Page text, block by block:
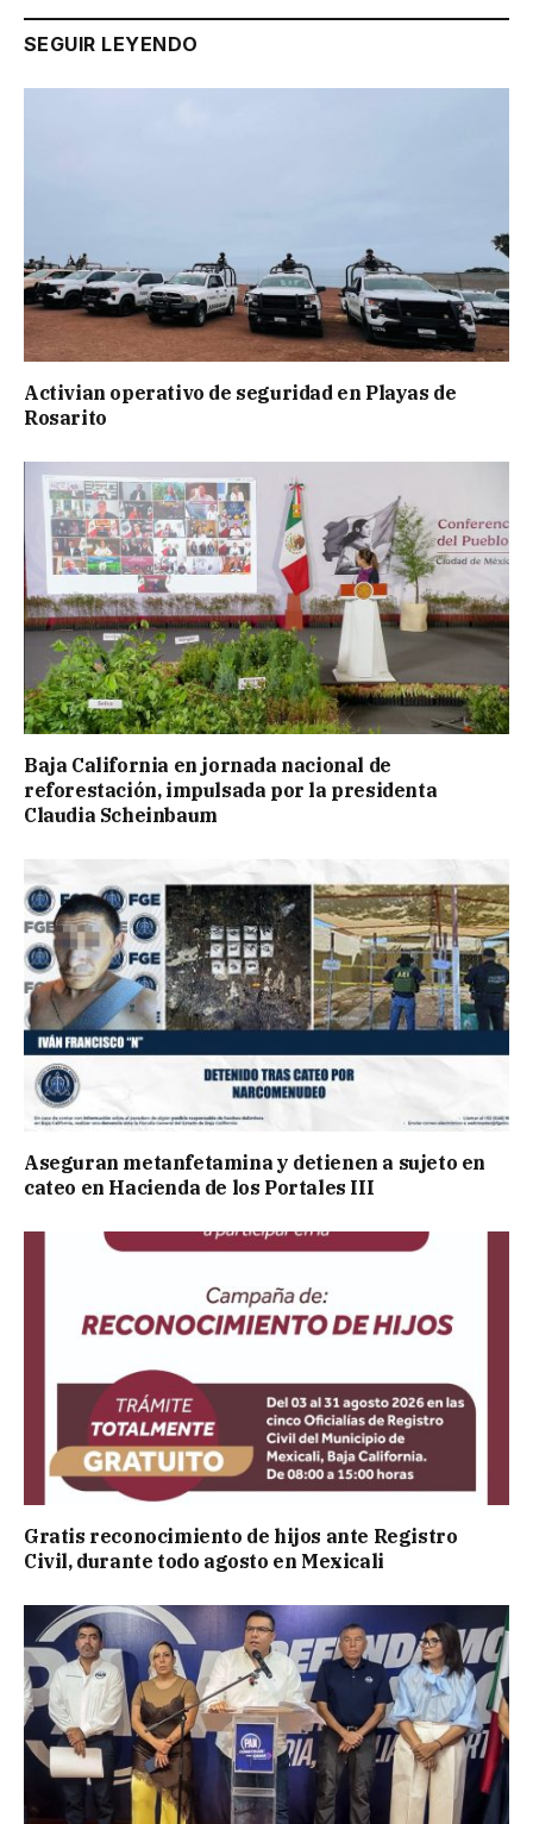
SEGUIR LEYENDO
Activian operativo de seguridad en Playas de
Rosarito
Baja California en jornada nacional de
reforestación, impulsada por la presidenta
Claudia Scheinbaum
Aseguran metanfetamina y detienen a sujeto en
cateo en Hacienda de los Portales III
Gratis reconocimiento de hijos ante Registro
Civil, durante todo agosto en Mexicali